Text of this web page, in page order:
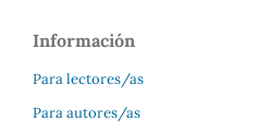
Información
Para lectores/as
Para autores/as